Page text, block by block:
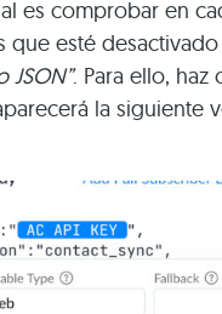
es comprobar en
que esté
JSON”. Para ello, haz
la siguiente